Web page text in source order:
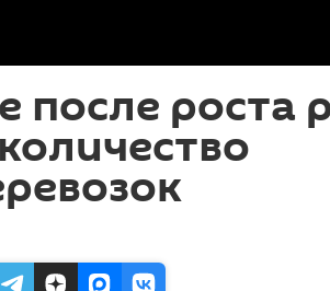
после роста